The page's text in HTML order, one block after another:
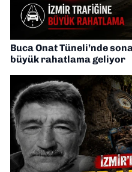
Buca Onat Tüneli’nde
büyük rahatlama geliyor